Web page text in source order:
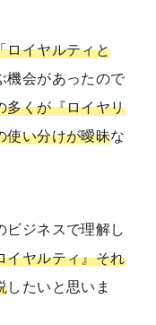
ロイヤルティと
機会があったので
多くが『ロイヤリ
使い分けが曖昧な
ビジネスで理解し
イヤルティ』それ
したいと思いま